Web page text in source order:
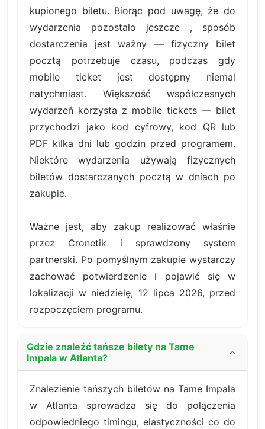
kupionego biletu. Biorąc pod uwagę, że do
wydarzenia pozostało jeszcze , sposób
dostarczenia jest ważny — fizyczny bilet
pocztą potrzebuje czasu, podczas gdy
mobile ticket jest dostępny niemal
natychmiast. Większość współczesnych
wydarzeń korzysta z mobile tickets — bilet
przychodzi jako kod cyfrowy, kod QR lub
PDF kilka dni lub godzin przed programem.
Niektóre wydarzenia używają fizycznych
biletów dostarczanych pocztą w dniach po
zakupie.
Ważne jest, aby zakup realizować właśnie
przez Cronetik i sprawdzony system
partnerski. Po pomyślnym zakupie wystarczy
zachować potwierdzenie i pojawić się w
lokalizacji w niedzielę, 12 lipca 2026, przed
rozpoczęciem programu.
Gdzie znaleźć tańsze bilety na Tame
Impala w Atlanta?
Znalezienie tańszych biletów na Tame Impala
w Atlanta sprowadza się do połączenia
odpowiedniego timingu, elastyczności co do